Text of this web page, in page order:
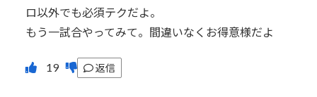
ロ以外でも必須テクだよ。
もう一試合やってみて。間違いなくお得意様だよ
返信